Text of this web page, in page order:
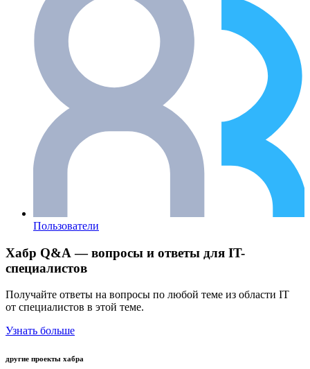
Пользователи
Хабр Q&A — вопросы и ответы для IT-
специалистов
Получайте ответы на вопросы по любой теме из области IT
от специалистов в этой теме.
Узнать больше
другие проекты хабра